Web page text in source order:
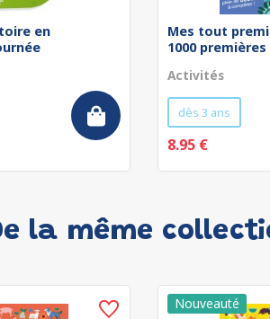
en
Mes tout
1000
Activités
dès 3 ans
8.95 €
la même